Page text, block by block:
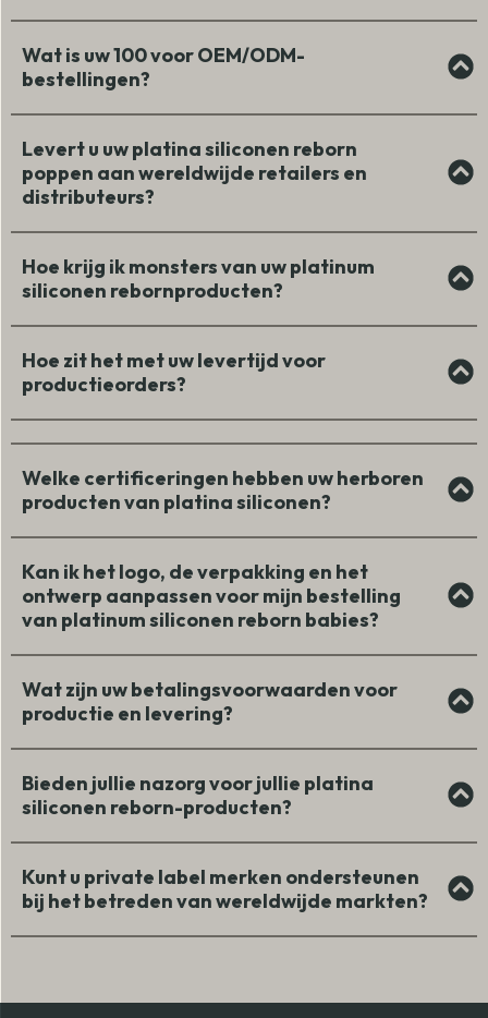
Wat is uw 100 voor OEM/ODM-
bestellingen?
Levert u uw platina siliconen reborn
poppen aan wereldwijde retailers en
distributeurs?
Hoe krijg ik monsters van uw platinum
siliconen rebornproducten?
Hoe zit het met uw levertijd voor
productieorders?
Welke certificeringen hebben uw herboren
producten van platina siliconen?
Kan ik het logo, de verpakking en het
ontwerp aanpassen voor mijn bestelling
van platinum siliconen reborn babies?
Wat zijn uw betalingsvoorwaarden voor
productie en levering?
Bieden jullie nazorg voor jullie platina
siliconen reborn-producten?
Kunt u private label merken ondersteunen
bij het betreden van wereldwijde markten?